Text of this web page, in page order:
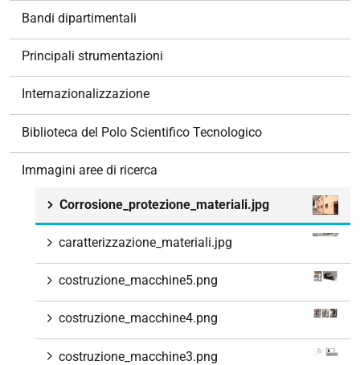
Bandi dipartimentali
Principali strumentazioni
Internazionalizzazione
Biblioteca del Polo Scientifico Tecnologico
Immagini aree di ricerca
Corrosione_protezione_materiali.jpg
caratterizzazione_materiali.jpg
costruzione_macchine5.png
costruzione_macchine4.png
costruzione_macchine3.png